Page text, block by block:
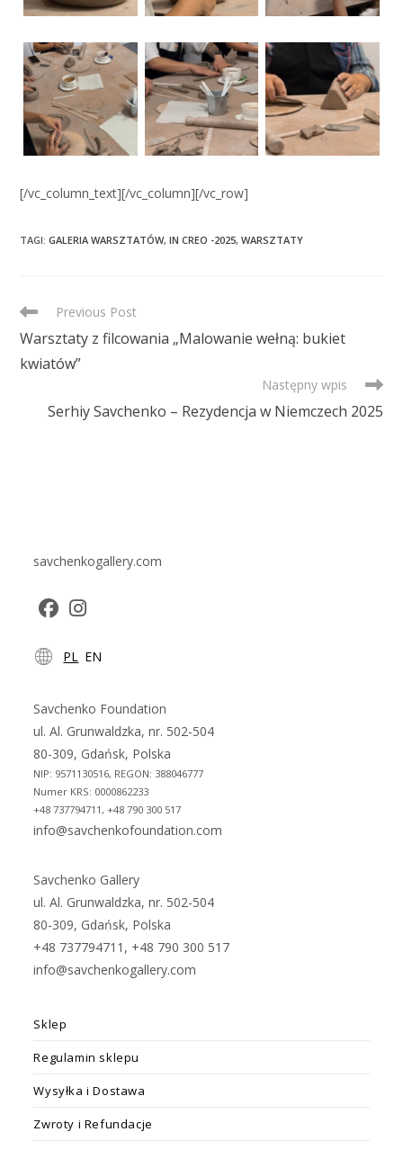
[/vc_column_text][/vc_column][/vc_row]
TAGI:GALERIA WARSZTATÓW, IN CREO -2025, WARSZTATY
READ
ARTICLES
Previous Post
Warsztaty z filcowania „Malowanie wełną: bukiet
kwiatów”
Następny wpis
Serhiy Savchenko – Rezydencja w Niemczech 2025
savchenkogallery.com
in
new
tab
in
new
tab
PL EN
Savchenko Foundation
ul. Al. Grunwaldzka, nr. 502-504
80-309, Gdańsk, Polska
NIP: 9571130516, REGON: 388046777
Numer KRS: 0000862233
+48 737794711, +48 790 300 517
info@savchenkofoundation.com
Savchenko Gallery
ul. Al. Grunwaldzka, nr. 502-504
80-309, Gdańsk, Polska
+48 737794711, +48 790 300 517
info@savchenkogallery.com
Sklep
Regulamin sklepu
Wysyłka i Dostawa
Zwroty i Refundacje